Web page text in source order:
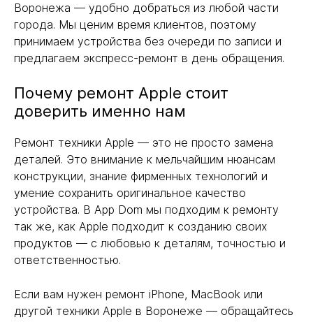
Воронежа — удобно добраться из любой части
города. Мы ценим время клиентов, поэтому
принимаем устройства без очереди по записи и
предлагаем экспресс-ремонт в день обращения.
Почему ремонт Apple стоит
доверить именно нам
Ремонт техники Apple — это не просто замена
деталей. Это внимание к мельчайшим нюансам
конструкции, знание фирменных технологий и
умение сохранить оригинальное качество
устройства. В App Dom мы подходим к ремонту
так же, как Apple подходит к созданию своих
продуктов — с любовью к деталям, точностью и
ответственностью.
Если вам нужен ремонт iPhone, MacBook или
другой техники Apple в Воронеже — обращайтесь